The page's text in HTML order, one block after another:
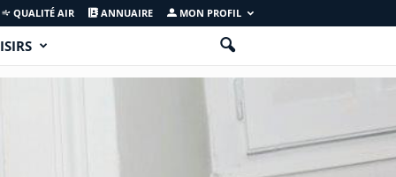
QUALITÉ AIR ANNUAIRE MON PROFIL